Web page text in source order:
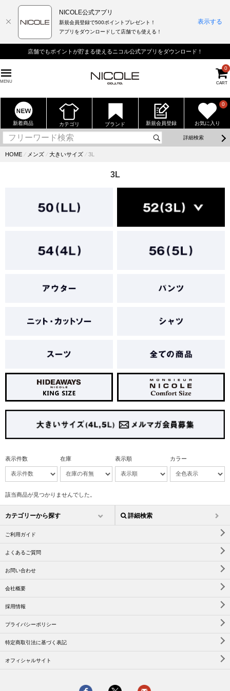
店舗でもポイントが貯まる使えるニコル公式アプリをダウンロード！
MENU CART
0
新着商品 カテゴリ ブランド 新規会員登録 お気に入り
0
詳細検索
HOME ⁄ メンズ ⁄ 大きいサイズ ⁄ 3L
3L
表示件数 在庫 表示順 カラー
該当商品が見つかりませんでした。
カテゴリーから探す 詳細検索
ご利用ガイド
よくあるご質問
お問い合わせ
会社概要
採用情報
プライバシーポリシー
特定商取引法に基づく表記
オフィシャルサイト
NICOLE公式アプリ
新規会員登録で500ポイントプレゼント！
アプリをダウンロードして店舗でも使える！
表示する